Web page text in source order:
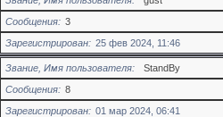
Сообщения
3
Зарегистрирован
25 фев 2024, 11:46
Звание, Имя пользователя
StandBy
Сообщения
8
Зарегистрирован
01 мар 2024, 06:41